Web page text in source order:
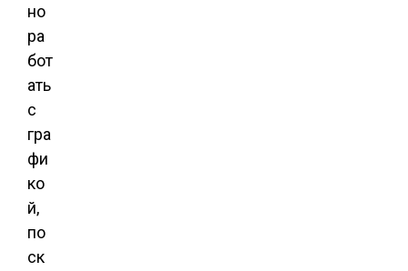
но
ра
бот
ать
с
гра
фи
ко
й,
по
ск